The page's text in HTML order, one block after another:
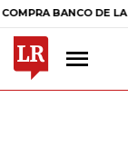
DE LA REPÚBLICA